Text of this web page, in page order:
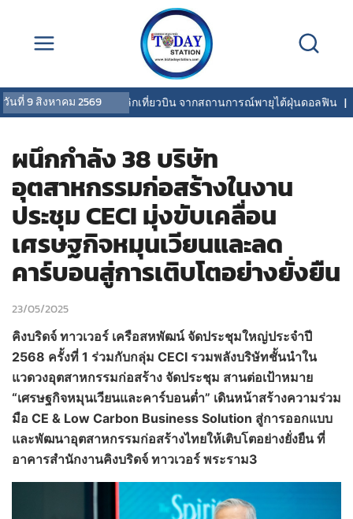
วันที่9 สิงหาคม 2569
ารบินไทยแจ้งยกเลิกเที่ยวบิน จากสถานการณ์พายุไต้ฝุ่นดอลฟิน|
ผนึกกำลัง 38 บริษัท
อุตสาหกรรมก่อสร้างในงาน
ประชุม CECI มุ่งขับเคลื่อน
เศรษฐกิจหมุนเวียนและลด
คาร์บอนสู่การเติบโตอย่างยั่งยืน
23/05/2025
คิงบริดจ์ ทาวเวอร์ เครือสหพัฒน์ จัดประชุมใหญ่ประจำปี
2568 ครั้งที่ 1 ร่วมกับกลุ่ม CECI รวมพลังบริษัทชั้นนำใน
แวดวงอุตสาหกรรมก่อสร้าง จัดประชุม สานต่อเป้าหมาย
“เศรษฐกิจหมุนเวียนและคาร์บอนต่ำ” เดินหน้าสร้างความร่วม
มือ CE & Low Carbon Business Solution สู่การออกแบบ
และพัฒนาอุตสาหกรรมก่อสร้างไทยให้เติบโตอย่างยั่งยืน ที่
อาคารสำนักงานคิงบริดจ์ ทาวเวอร์ พระราม3